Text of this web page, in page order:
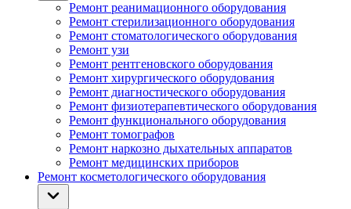
Ремонт реанимационного оборудования
Ремонт стерилизационного оборудования
Ремонт стоматологического оборудования
Ремонт узи
Ремонт рентгеновского оборудования
Ремонт хирургического оборудования
Ремонт диагностического оборудования
Ремонт физиотерапевтического оборудования
Ремонт функционального оборудования
Ремонт томографов
Ремонт наркозно дыхательных аппаратов
Ремонт медицинских приборов
Ремонт косметологического оборудования